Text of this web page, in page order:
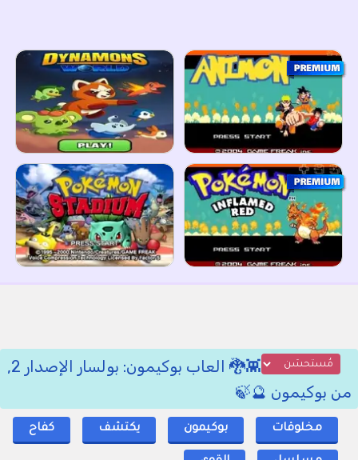
👾🐉 العاب بوكيمون: بولسار الإصدار 2,
من بوكيمون 🔮🍃
مخلوقات بوكيمون يكتشف كفاح